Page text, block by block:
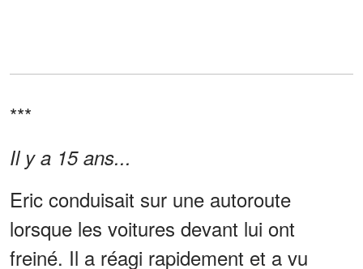
***
Il y a 15 ans...
Eric conduisait sur une autoroute
lorsque les voitures devant lui ont
freiné. Il a réagi rapidement et a vu